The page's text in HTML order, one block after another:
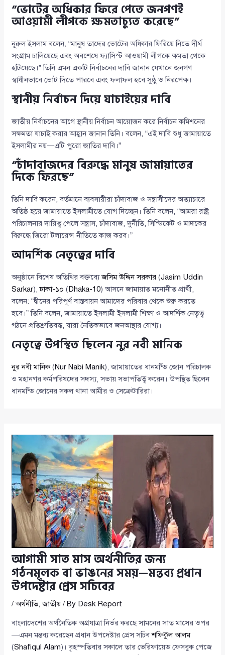
“ভোটের অধিকার ফিরে পেতে জনগণই
আওয়ামী লীগকে ক্ষমতাচ্যুত করেছে”
নূরুল ইসলাম বলেন, “মানুষ তাদের ভোটের অধিকার ফিরিয়ে নিতে দীর্ঘ
সংগ্রাম চালিয়েছে এবং অবশেষে ফ্যাসিস্ট আওয়ামী লীগকে ক্ষমতা থেকে
হটিয়েছে।” তিনি এমন একটি নির্বাচনের দাবি জানান যেখানে জনগণ
স্বাধীনভাবে ভোট দিতে পারবে এবং ফলাফল হবে সুষ্ঠু ও নিরপেক্ষ।
স্থানীয় নির্বাচন দিয়ে যাচাইয়ের দাবি
জাতীয় নির্বাচনের আগে স্থানীয় নির্বাচন আয়োজন করে নির্বাচন কমিশনের
সক্ষমতা যাচাই করার আহ্বান জানান তিনি। বলেন, “এই দাবি শুধু জামায়াতে
ইসলামীর নয়—এটি পুরো জাতির দাবি।”
“চাঁদাবাজদের বিরুদ্ধে মানুষ জামায়াতের
দিকে ফিরছে”
তিনি দাবি করেন, বর্তমানে ব্যবসায়ীরা চাঁদাবাজ ও সন্ত্রাসীদের অত্যাচারে
অতিষ্ঠ হয়ে জামায়াতে ইসলামীতে যোগ দিচ্ছেন। তিনি বলেন, “আমরা রাষ্ট্র
পরিচালনার দায়িত্ব পেলে সন্ত্রাস, চাঁদাবাজ, দুর্নীতি, সিন্ডিকেট ও মাদকের
বিরুদ্ধে জিরো টলারেন্স নীতিতে কাজ করব।”
আদর্শিক নেতৃত্বের দাবি
অনুষ্ঠানে বিশেষ অতিথির বক্তব্যেজসিম উদ্দিন সরকার (Jasim Uddin
Sarkar),ঢাকা-১০ (Dhaka-10) আসনে জামায়াত মনোনীত প্রার্থী,
বলেন: “দ্বীনের পরিপূর্ণ বাস্তবায়ন আমাদের পরিবার থেকে শুরু করতে
হবে।” তিনি বলেন, জামায়াতে ইসলামী ইসলামী শিক্ষা ও আদর্শিক নেতৃত্ব
গঠনে প্রতিশ্রুতিবদ্ধ, যারা নৈতিকভাবে জনআস্থার যোগ্য।
নেতৃত্বে উপস্থিত ছিলেন নুর নবী মানিক
নুর নবী মানিক(Nur Nabi Manik), জামায়াতের ধানমন্ডি জোন পরিচালক
ও মহানগর কর্মপরিষদের সদস্য, সভায় সভাপতিত্ব করেন। উপস্থিত ছিলেন
ধানমন্ডি জোনের সকল থানা আমীর ও সেক্রেটারিরা।
আগামী সাত মাস অর্থনীতির জন্য
গঠনমূলক বা ভাঙনের সময়—মন্তব্য প্রধান
উপদেষ্টার প্রেস সচিবের
/অর্থনীতি,জাতীয় / By Desk Report
বাংলাদেশের অর্থনৈতিক অগ্রযাত্রা নির্ভর করছে সামনের সাত মাসের ওপর
—এমন মন্তব্য করেছেন প্রধান উপদেষ্টার প্রেস সচিবশফিকুল আলম
(Shafiqul Alam)। বৃহস্পতিবার সকালে তার ভেরিফায়েড ফেসবুক পেজে